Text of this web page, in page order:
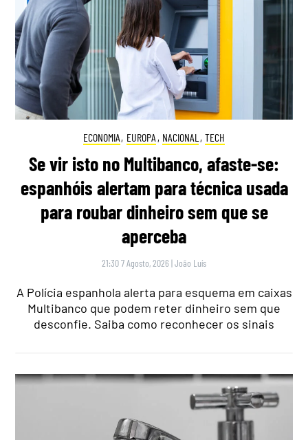
ECONOMIA, EUROPA , NACIONAL , TECH
Se vir isto no Multibanco, afaste-se:
espanhóis alertam para técnica usada
para roubar dinheiro sem que se
aperceba
21:30 7 Agosto, 2026 |João Luís
A Polícia espanhola alerta para esquema em caixas
Multibanco que podem reter dinheiro sem que
desconfie. Saiba como reconhecer os sinais